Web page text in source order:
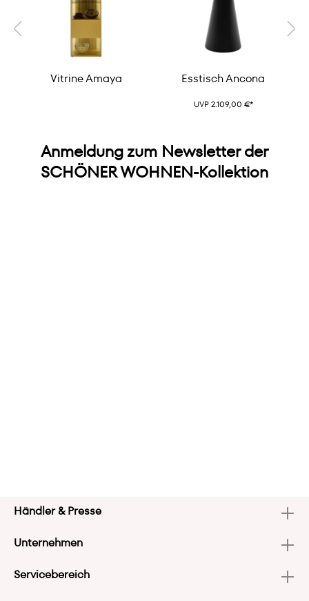
Vitrine Amaya Esstisch Ancona
UVP 2.109,00 €*
Anmeldung zum Newsletter der
SCHÖNER WOHNEN-Kollektion
Händler & Presse
Unternehmen
Servicebereich